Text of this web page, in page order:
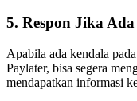
5. Respon Jika
Apabila ada kendala
Paylater, bisa segera
mendapatkan informasi